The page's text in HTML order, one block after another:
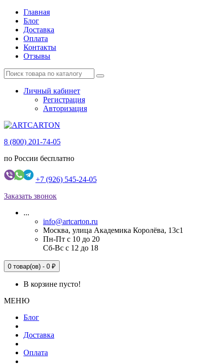
Главная
Блог
Доставка
Оплата
Контакты
Отзывы
Личный кабинет
Регистрация
Авторизация
8 (800) 201-74-05
по России бесплатно
+7 (926) 545-24-05
Заказать звонок
...
info@artcarton.ru
Москва, улица Академика Королёва, 13с1
Пн-Пт с 10 до 20
Сб-Вс с 12 до 18
0 товар(ов) - 0 ₽
В корзине пусто!
МЕНЮ
Блог
Доставка
Оплата